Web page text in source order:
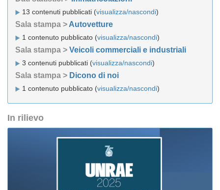
13 contenuti pubblicati (visualizza/nascondi)
Sala stampa > Autovetture
1 contenuto pubblicato (visualizza/nascondi)
Sala stampa > Veicoli commerciali e industriali
3 contenuti pubblicati (visualizza/nascondi)
Sala stampa > Dicono di noi
1 contenuto pubblicato (visualizza/nascondi)
In rilievo